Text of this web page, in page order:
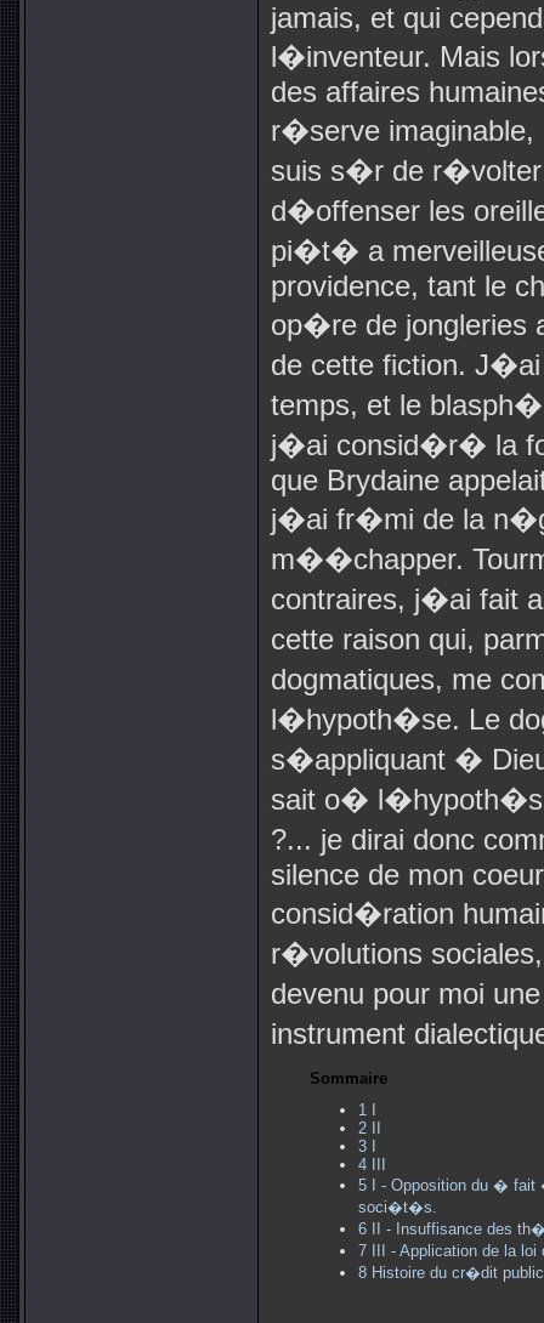
jamais, et qui
l�inventeur. Mais
des affaires
r�serve
suis s�r de
d�offenser les
pi�t� a
providence, tant le
op�re de jongleries
de cette fiction.
temps, et le
j�ai consid�r� la
que Brydaine
j�ai fr�mi de la
m��chapper.
contraires, j�ai fait
cette raison qui,
dogmatiques, me
l�hypoth�se. Le
s�appliquant �
sait o�
?... je dirai donc
silence de mon
consid�ration
r�volutions
devenu pour moi
instrument
Sommaire
1
2
3
4
5
I - Opposition du �
soci�t�s.
6
II - Insuffisance des
7
III - Application de la
8 Histoire du cr�dit